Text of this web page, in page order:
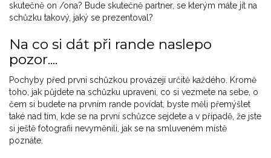
skutečně on /ona? Bude skutečně partner, se kterým máte jít na
schůzku takový, jaký se prezentoval?
Na co si dát při rande naslepo
pozor....
Pochyby před první schůzkou provázejí určitě každého. Kromě
toho, jak půjdete na schůzku upraveni, co si vezmete na sebe, o
čem si budete na prvním rande povídat, byste měli přemýšlet
také nad tím, kde se na první schůzce sejdete a v případě, že jste
si ještě fotografii nevyměnili, jak se na smluveném místě
poznáte.